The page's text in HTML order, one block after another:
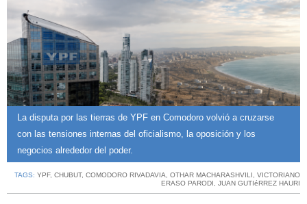
La disputa por las tierras de YPF en Comodoro volvió a cruzarse
con las tensiones internas del oficialismo, la oposición y los
negocios alrededor del poder.
TAGS: YPF, CHUBUT, COMODORO RIVADAVIA, OTHAR MACHARASHVILI , VICTORIANO
ERASO PARODI , JUAN GUTIéRREZ HAURI